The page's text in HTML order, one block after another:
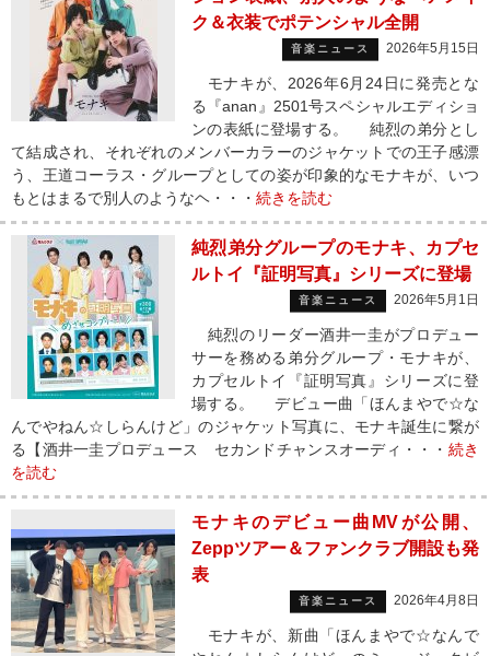
ク＆衣装でポテンシャル全開
音楽ニュース 2026年5月15日
モナキが、2026年6月24日に発売とな
る『anan』2501号スペシャルエディショ
ンの表紙に登場する。 純烈の弟分とし
て結成され、それぞれのメンバーカラーのジャケットでの王子感漂
う、王道コーラス・グループとしての姿が印象的なモナキが、いつ
もとはまるで別人のようなヘ・・・ 続きを読む
純烈弟分グループのモナキ、カプセ
ルトイ『証明写真』シリーズに登場
音楽ニュース 2026年5月1日
純烈のリーダー酒井一圭がプロデュー
サーを務める弟分グループ・モナキが、
カプセルトイ『証明写真』シリーズに登
場する。 デビュー曲「ほんまやで☆な
んでやねん☆しらんけど」のジャケット写真に、モナキ誕生に繋が
る【酒井一圭プロデュース セカンドチャンスオーディ・・・ 続き
を読む
モナキのデビュー曲MVが公開、
Zeppツアー＆ファンクラブ開設も発
表
音楽ニュース 2026年4月8日
モナキが、新曲「ほんまやで☆なんで